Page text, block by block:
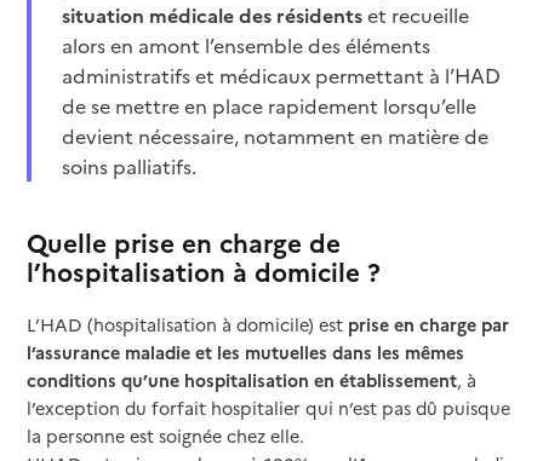
situation médicale des résidentset recueille
alors en amont l’ensemble des éléments
administratifs et médicaux permettant à l’HAD
de se mettre en place rapidement lorsqu’elle
devient nécessaire, notamment en matière de
soins palliatifs.
Quelle prise en charge de
l’hospitalisation à domicile ?
L’HAD (hospitalisation à domicile) est prise en charge par
l’assurance maladie et les mutuelles dans les mêmes
conditions qu’une hospitalisation en établissement, à
l’exception du forfait hospitalier qui n’est pas dû puisque
la personne est soignée chez elle.